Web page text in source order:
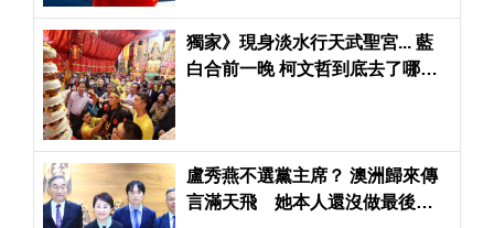
獨家》現身淡水行天武聖宮... 藍
白合前一晚 柯文哲到底去了哪
盧秀燕不選黨主席？ 澳洲歸來傳
言滿天飛 她本人還沒做最後決